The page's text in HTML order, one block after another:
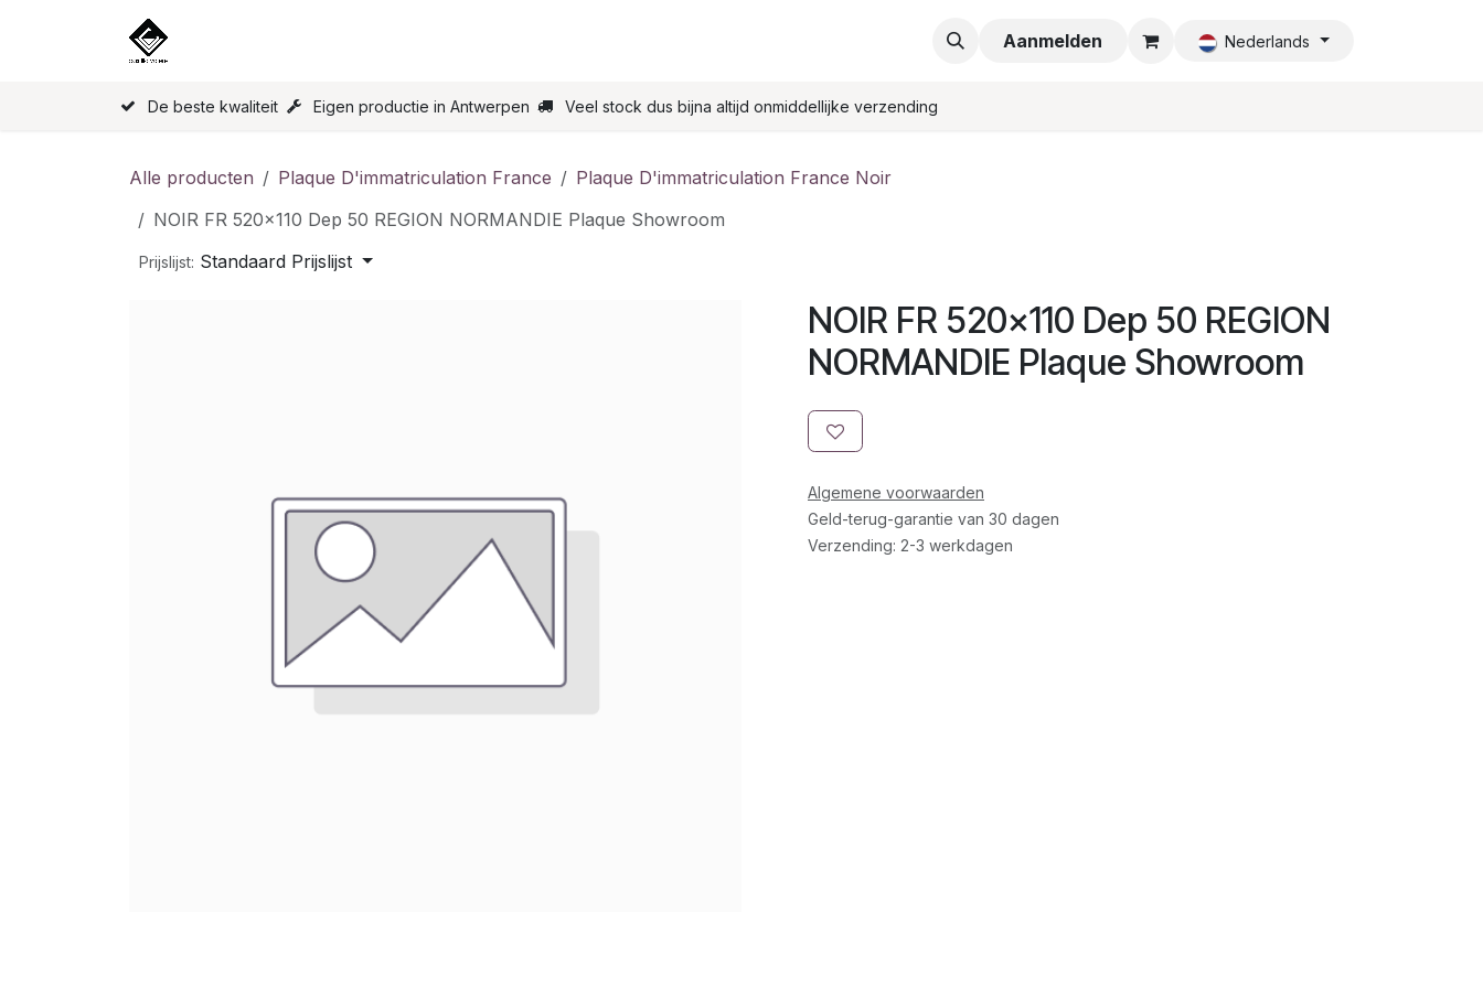
Startpagina Aanmelden Nederlands
De beste kwaliteit Eigen productie in Antwerpen Veel stock dus bijna altijd onmiddellijke verzending
Alle producten Plaque D'immatriculation France
Plaque D'immatriculation France Noir
NOIR FR 520x110 Dep 50 REGION NORMANDIE Plaque Showroom
Prijslijst: Standaard Prijslijst
NOIR FR 520x110 Dep 50 REGION
NORMANDIE Plaque Showroom
Algemene voorwaarden
Geld-terug-garantie van 30 dagen
Verzending: 2-3 werkdagen